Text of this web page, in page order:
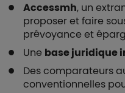
Accessmh, un
proposer et faire
prévoyance et
Une base juridique
Des comparateurs
conventionnelles